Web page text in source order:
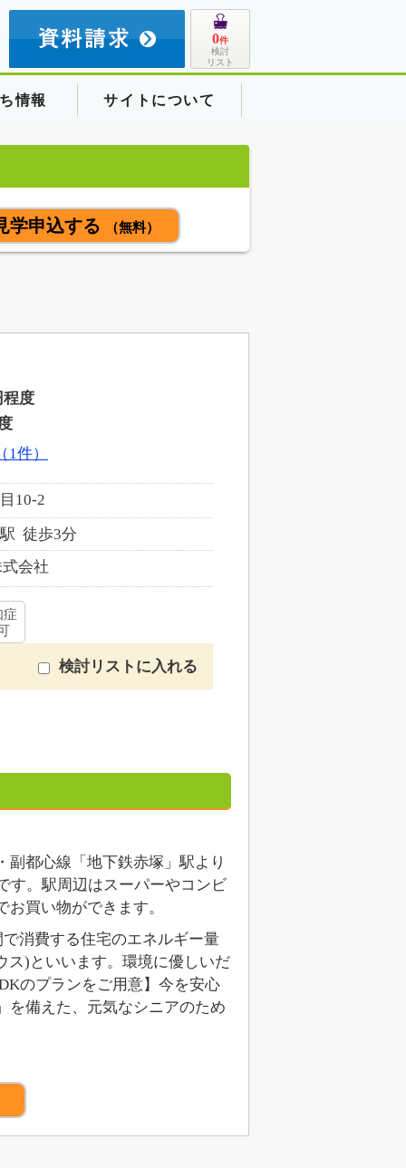
0件
検討
リスト
情報 サイトについて
学申込する （無料）
程度
件）
10-2
徒歩3分
会社
症
検討リストに入れる
都心線「地下鉄赤塚」駅より
す。駅周辺はスーパーやコンビ
買い物ができます。
消費する住宅のエネルギー量
ス)といいます。環境に優しいだ
のプランをご用意】今を安心
を備えた、元気なシニアのため